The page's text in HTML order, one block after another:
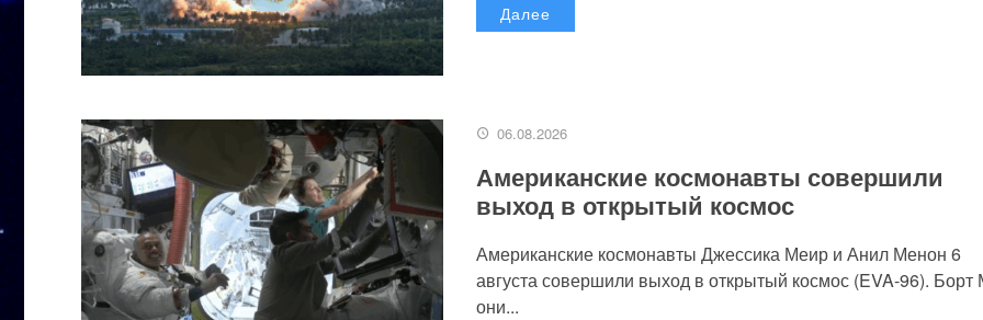
Далее
06.08.2026
Американские космонавты совершили
выход в открытый космос
Американские космонавты Джессика Меир и Анил Менон 6
августа совершили выход в открытый космос (EVA-96).
они...